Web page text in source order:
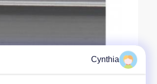
Cynthia